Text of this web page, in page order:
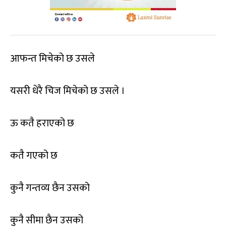
आफन्त मिचेको छ उसले
यसरी धेरै चिज मिचेको छ उसले ।
ऊ कतै हराएको छ
कतै गएको छ
कुनै गन्तव्य छैन उसको
कुनै सीमा छैन उसको